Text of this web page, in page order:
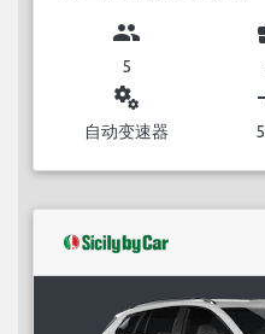
group
5
miscellaneous_services
自动变速器